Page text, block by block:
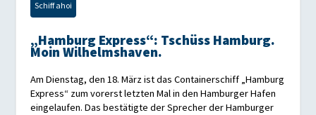
Schiff ahoi
„Hamburg Express“: Tschüss Hamburg.
Moin Wilhelmshaven.
Am Dienstag, den 18. März ist das Containerschiff „Hamburg
Express“ zum vorerst letzten Mal in den Hamburger Hafen
eingelaufen. Das bestätigte der Sprecher der Hamburger